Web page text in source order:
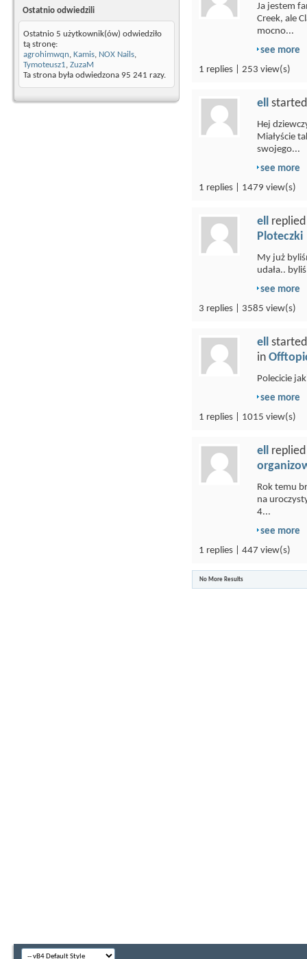
Ostatnio odwiedzili
Ostatnio 5 użytkownik(ów) odwiedziło
tą stronę:
agrohimwqn, Kamis, NOX Nails,
Tymoteusz1, ZuzaM
Ta strona była odwiedzona 95 241 razy.
Ja jestem
Creek, ale
mocno...
see more
1 replies | 253 view(s)
ell
Hej
Miałyście
swojego...
see more
1 replies | 1479 view(s)
ell
Ploteczki
My już
udała..
see more
3 replies | 3585 view(s)
ell
in
Polecicie
see more
1 replies | 1015 view(s)
ell
Rok temu
na
4...
see more
1 replies | 447 view(s)
No More Results